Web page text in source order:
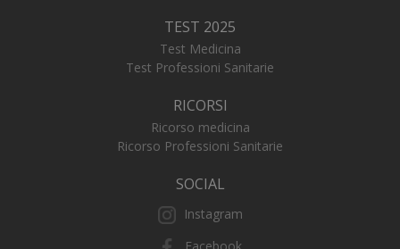
TEST 2025
Test Medicina
Test Professioni Sanitarie
RICORSI
Ricorso medicina
Ricorso Professioni Sanitarie
SOCIAL
Instagram
VISITOR_PRIVACY_METADATA
YouTube